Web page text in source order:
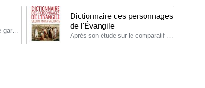
Dictionnaire des personnages
de l'Évangile